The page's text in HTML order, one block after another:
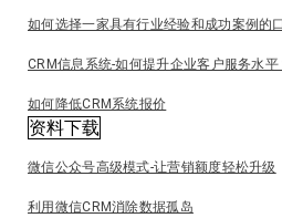
如何选择一家具有行业经验和成功案例的
CRM信息系统-如何提升企业客户服务水平
如何降低CRM系统报价
资料下载
微信公众号高级模式-让营销额度轻松升级
利用微信CRM消除数据孤岛